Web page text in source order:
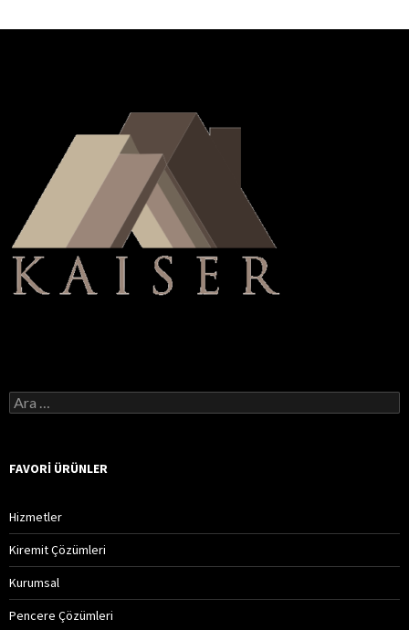
A
r
a
FAVORI ÜRÜNLER
Hizmetler
Kiremit Çözümleri
Kurumsal
Pencere Çözümleri